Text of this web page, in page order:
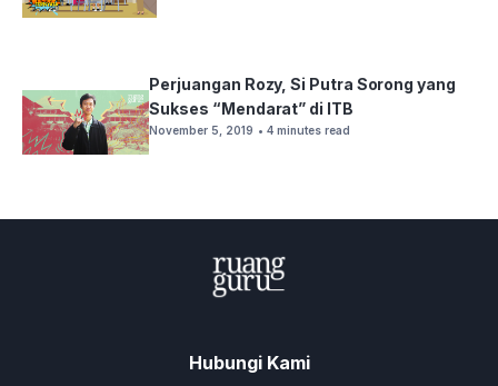
Perjuangan Rozy, Si Putra Sorong yang
Sukses “Mendarat” di ITB
November 5, 2019 • 4 minutes read
Hubungi Kami